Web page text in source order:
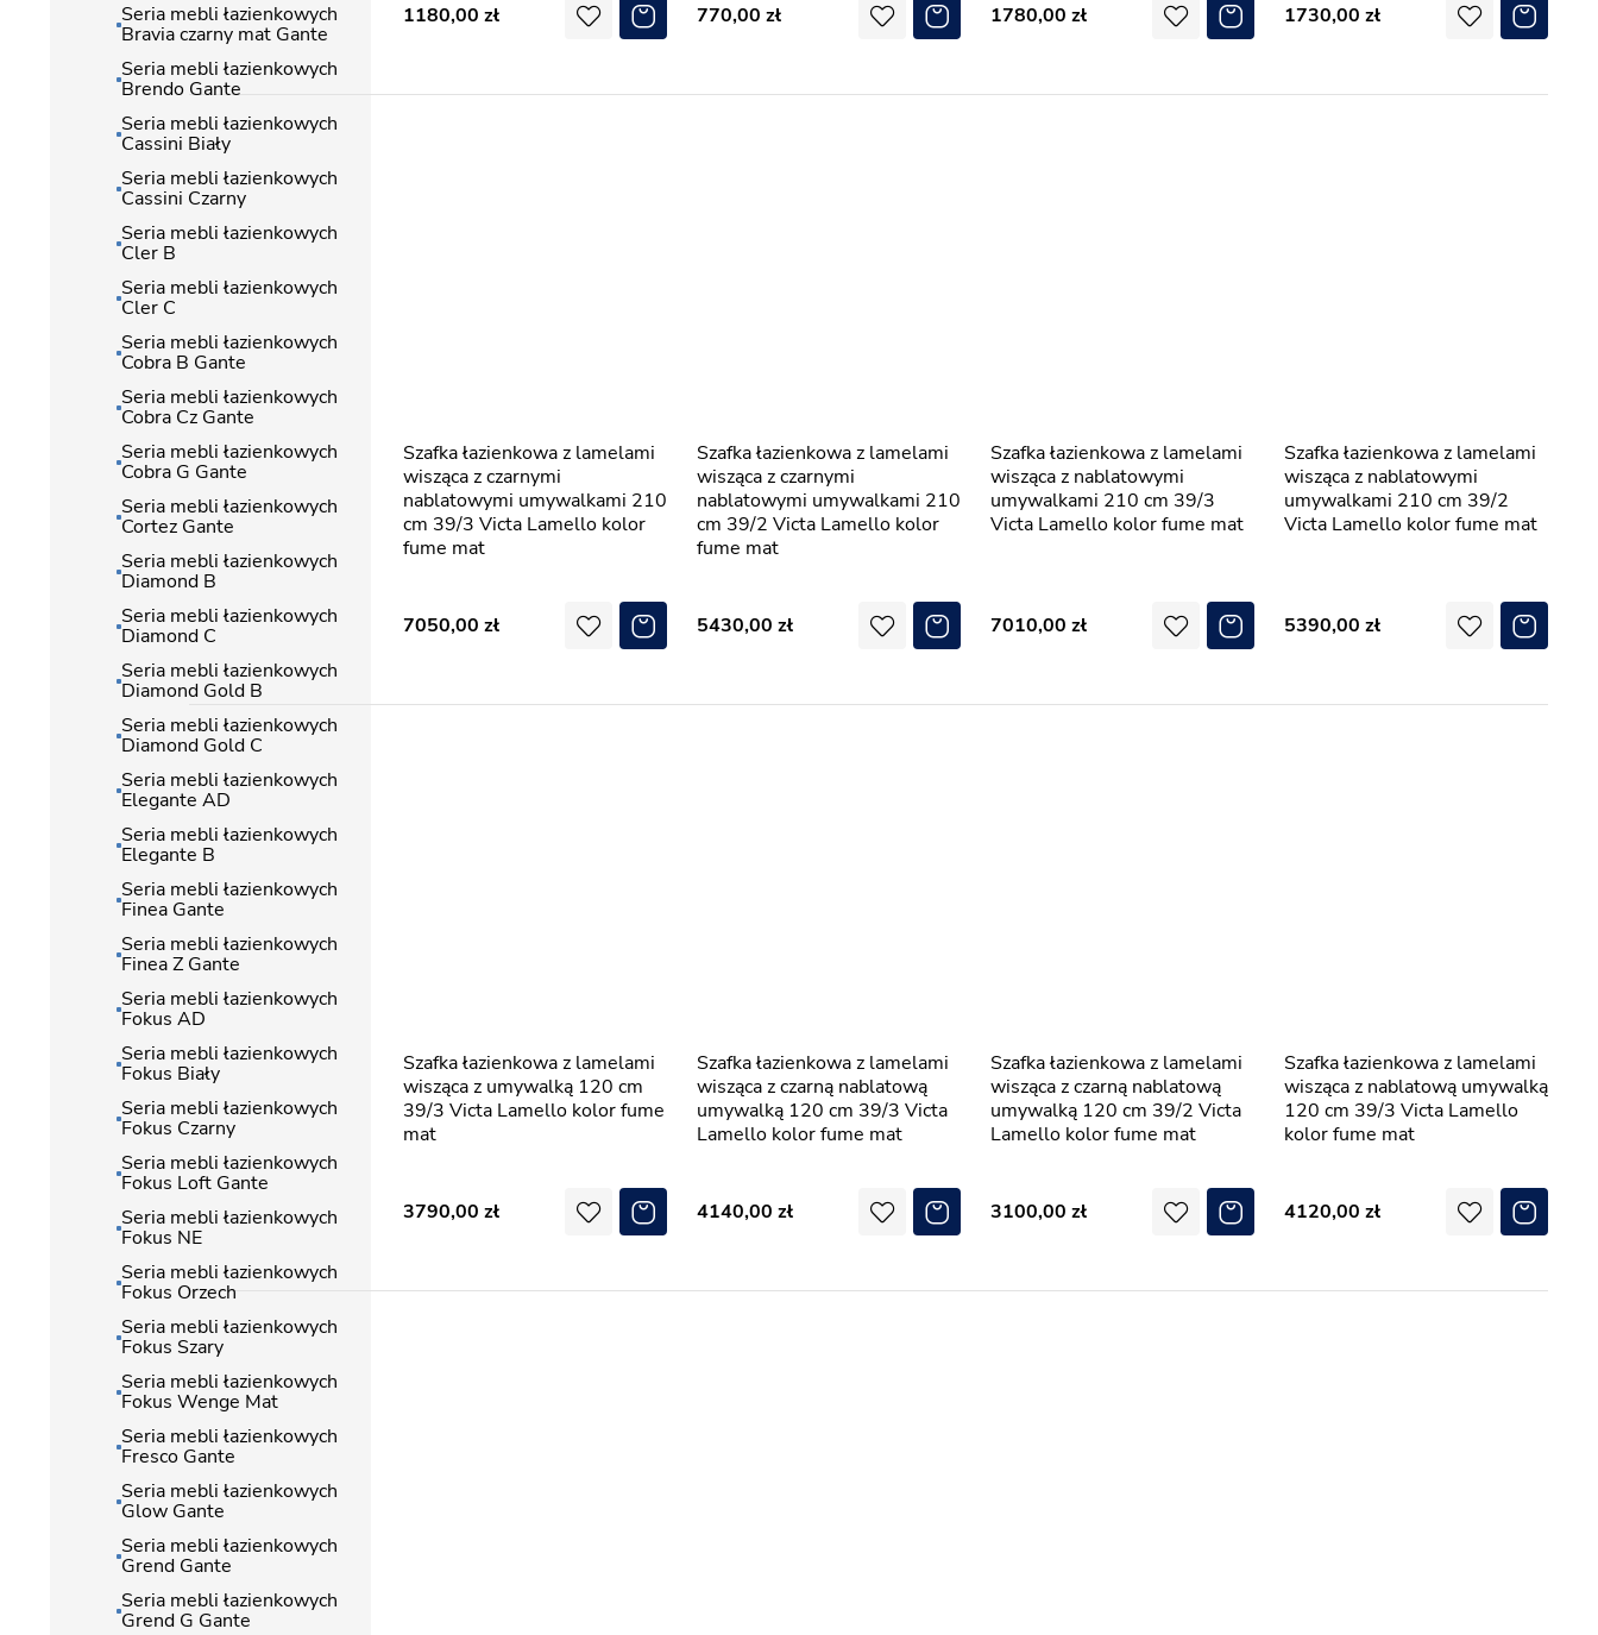
1180,00 770,00 1780,00 1730,00
Szafka łazienkowa z lamelami
wisząca z czarnymi
nablatowymi umywalkami 210
cm 39/3 Victa Lamello kolor
fume mat
7050,00
Szafka łazienkowa z lamelami
wisząca z czarnymi
nablatowymi umywalkami 210
cm 39/2 Victa Lamello kolor
fume mat
5430,00
Szafka łazienkowa z lamelami
wisząca z nablatowymi
umywalkami 210 cm 39/3
Victa Lamello kolor fume mat
7010,00
Szafka łazienkowa z lamelami
wisząca z nablatowymi
umywalkami 210 cm 39/2
Victa Lamello kolor fume mat
5390,00
Szafka łazienkowa z lamelami
wisząca z umywalką 120 cm
39/3 Victa Lamello kolor fume
mat
3790,00
Szafka łazienkowa z lamelami
wisząca z czarną nablatową
umywalką 120 cm 39/3 Victa
Lamello kolor fume mat
4140,00
Szafka łazienkowa z lamelami
wisząca z czarną nablatową
umywalką 120 cm 39/2 Victa
Lamello kolor fume mat
3100,00
Szafka łazienkowa z lamelami
wisząca z nablatową umywalką
120 cm 39/3 Victa Lamello
kolor fume mat
4120,00
Seria mebli łazienkowych
Bravia czarny mat Gante
Seria mebli łazienkowych
Brendo Gante
Seria mebli łazienkowych
Cassini Biały
Seria mebli łazienkowych
Cassini Czarny
Seria mebli łazienkowych
Cler B
Seria mebli łazienkowych
Cler C
Seria mebli łazienkowych
Cobra B Gante
Seria mebli łazienkowych
Cobra Cz Gante
Seria mebli łazienkowych
Cobra G Gante
Seria mebli łazienkowych
Cortez Gante
Seria mebli łazienkowych
Diamond B
Seria mebli łazienkowych
Diamond C
Seria mebli łazienkowych
Diamond Gold B
Seria mebli łazienkowych
Diamond Gold C
Seria mebli łazienkowych
Elegante AD
Seria mebli łazienkowych
Elegante B
Seria mebli łazienkowych
Finea Gante
Seria mebli łazienkowych
Finea Z Gante
Seria mebli łazienkowych
Fokus AD
Seria mebli łazienkowych
Fokus Biały
Seria mebli łazienkowych
Fokus Czarny
Seria mebli łazienkowych
Fokus Loft Gante
Seria mebli łazienkowych
Fokus NE
Seria mebli łazienkowych
Fokus Orzech
Seria mebli łazienkowych
Fokus Szary
Seria mebli łazienkowych
Fokus Wenge Mat
Seria mebli łazienkowych
Fresco Gante
Seria mebli łazienkowych
Glow Gante
Seria mebli łazienkowych
Grend Gante
Seria mebli łazienkowych
Grend G Gante